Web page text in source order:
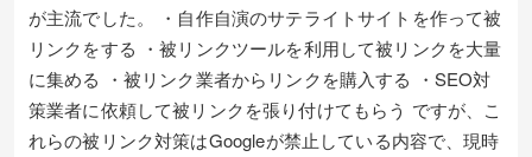
が主流でした。 ・自作自演のサテライトサイトを作って被
リンクをする ・被リンクツールを利用して被リンクを大量
に集める ・被リンク業者からリンクを購入する ・SEO対
策業者に依頼して被リンクを張り付けてもらう ですが、こ
れらの被リンク対策はGoogleが禁止している内容で、現時